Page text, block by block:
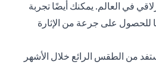
في العالم. يمكنك أيضًا تجربة
للحصول على جرعة من الإثارة
من الطقس الرائع خلال الأشهر